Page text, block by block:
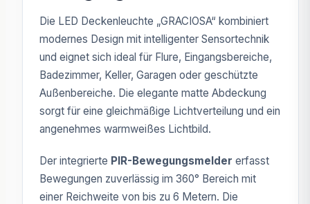
Die LED Deckenleuchte „GRACIOSA“ kombiniert
modernes Design mit intelligenter Sensortechnik
und eignet sich ideal für Flure, Eingangsbereiche,
Badezimmer, Keller, Garagen oder geschützte
Außenbereiche. Die elegante matte Abdeckung
sorgt für eine gleichmäßige Lichtverteilung und ein
angenehmes warmweißes Lichtbild.
Der integrierte PIR-Bewegungsmelder erfasst
Bewegungen zuverlässig im 360° Bereich mit
einer Reichweite von bis zu 6 Metern. Die